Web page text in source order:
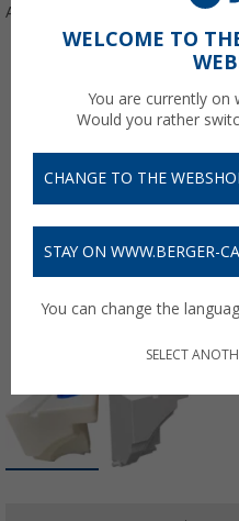
Artikelnr: 540050
WELCOME TO
You are currently on
Would you rather
CHANGE TO THE
STAY ON WWW.BERGER-
You can change the
SELECT